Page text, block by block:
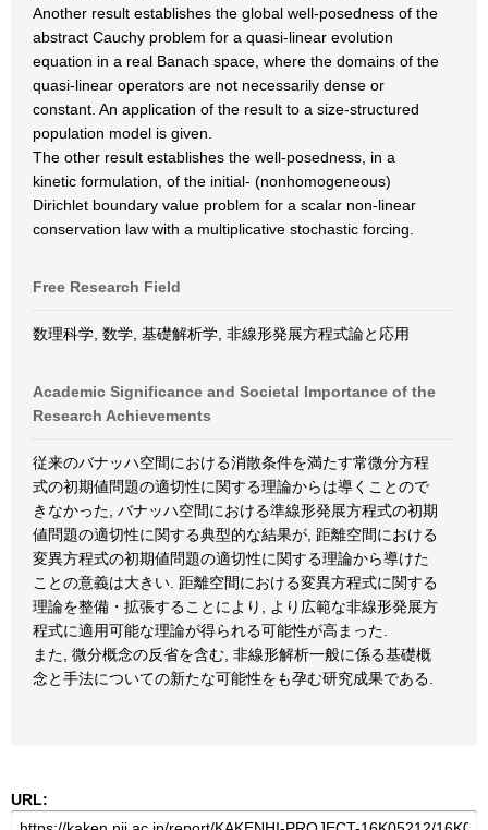
Another result establishes the global well-posedness of the
abstract Cauchy problem for a quasi-linear evolution
equation in a real Banach space, where the domains of the
quasi-linear operators are not necessarily dense or
constant. An application of the result to a size-structured
population model is given.
The other result establishes the well-posedness, in a
kinetic formulation, of the initial- (nonhomogeneous)
Dirichlet boundary value problem for a scalar non-linear
conservation law with a multiplicative stochastic forcing.
Free Research Field
数理科学, 数学, 基礎解析学, 非線形発展方程式論と応用
Academic Significance and Societal Importance of the
Research Achievements
従来のバナッハ空間における消散条件を満たす常微分方程
式の初期値問題の適切性に関する理論からは導くことので
きなかった, バナッハ空間における準線形発展方程式の初期
値問題の適切性に関する典型的な結果が, 距離空間における
変異方程式の初期値問題の適切性に関する理論から導けた
ことの意義は大きい. 距離空間における変異方程式に関する
理論を整備・拡張することにより, より広範な非線形発展方
程式に適用可能な理論が得られる可能性が高まった.
また, 微分概念の反省を含む, 非線形解析一般に係る基礎概
念と手法についての新たな可能性をも孕む研究成果である.
URL: